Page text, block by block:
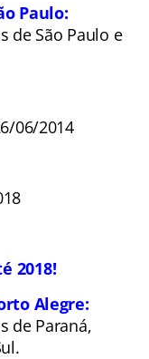
Paulo:
de São Paulo e
06/2014
2018!
Alegre:
de Paraná,